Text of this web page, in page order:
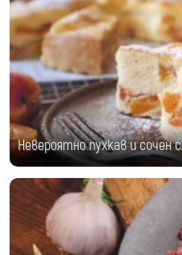
Невероятно пухкав и сочен